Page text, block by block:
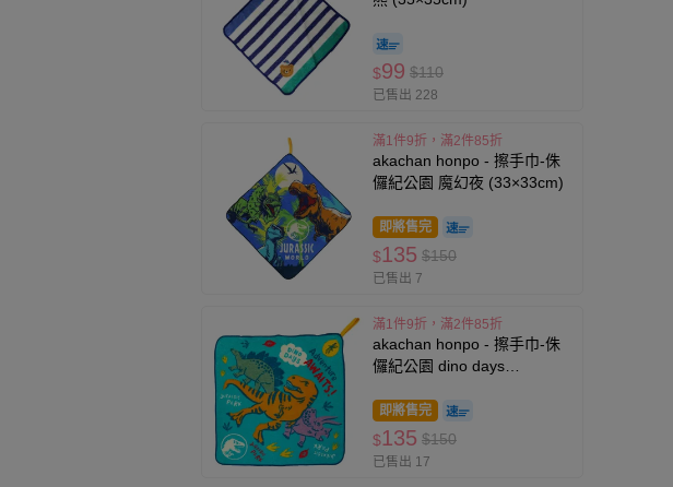
$99 $110
已售出 228
滿1件9折，滿2件85折
akachan honpo - 擦手巾-侏
儸紀公園 魔幻夜 (33×33cm)
即將售完
$135 $150
已售出 7
滿1件9折，滿2件85折
akachan honpo - 擦手巾-侏
儸紀公園 dino days
即將售完
$135 $150
已售出 17